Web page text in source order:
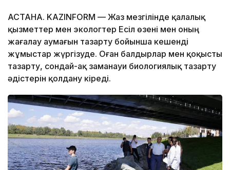
АСТАНА. KAZINFORM — Жаз мезгілінде қалалық
қызметтер мен экологтер Есіл өзені мен оның
жағалау аумағын тазарту бойынша кешенді
жұмыстар жүргізуде. Оған балдырлар мен қоқысты
тазарту, сондай-ақ заманауи биологиялық тазарту
әдістерін қолдану кіреді.